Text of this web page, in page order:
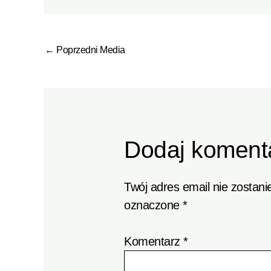
← Poprzedni Media
Dodaj
Twój adres email nie
oznaczone*
Komentarz*